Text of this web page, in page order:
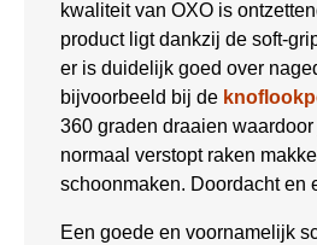
kwaliteit van OXO is
product ligt dankzij de soft-
er is duidelijk goed over
bijvoorbeeld bij de
360 graden draaien
normaal verstopt raken
schoonmaken. Doordacht en
Een goede en voornamelijk